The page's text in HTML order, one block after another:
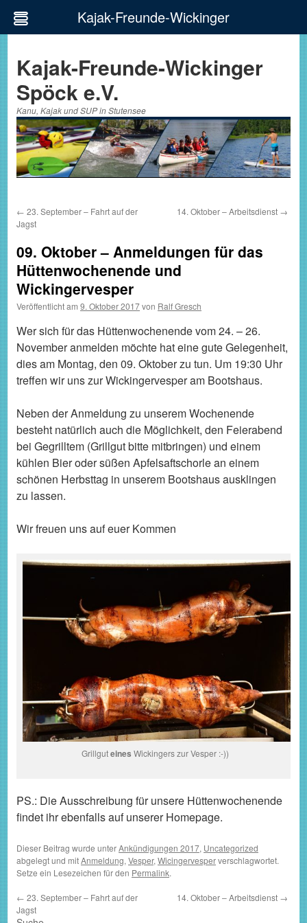
springen
Kajak-Freunde-Wickinger
Spöck e.V.
Kanu, Kajak und SUP in Stutensee
← 23. September – Fahrt auf der
Jagst
14. Oktober – Arbeitsdienst →
09. Oktober – Anmeldungen für das
Hüttenwochenende und
Wickingervesper
Veröffentlicht am 9. Oktober 2017von Ralf Gresch
Wer sich für das Hüttenwochenende vom 24. – 26.
November anmelden möchte hat eine gute Gelegenheit,
dies am Montag, den 09. Oktober zu tun. Um 19:30 Uhr
treffen wir uns zur Wickingervesper am Bootshaus.
Neben der Anmeldung zu unserem Wochenende
besteht natürlich auch die Möglichkeit, den Feierabend
bei Gegrilltem (Grillgut bitte mitbringen) und einem
kühlen Bier oder süßen Apfelsaftschorle an einem
schönen Herbsttag in unserem Bootshaus ausklingen
zu lassen.
Wir freuen uns auf euer Kommen
Grillguteines Wickingers zur Vesper :-))
PS.: Die Ausschreibung für unsere Hüttenwochenende
findet ihr ebenfalls auf unserer Homepage.
Dieser Beitrag wurde unterAnkündigungen 2017, Uncategorized
abgelegt und mitAnmeldung, Vesper, Wicingervesperverschlagwortet.
Setze ein Lesezeichen für den Permalink.
← 23. September – Fahrt auf der
Jagst
14. Oktober – Arbeitsdienst →
Kajak-Freunde-Wickinger